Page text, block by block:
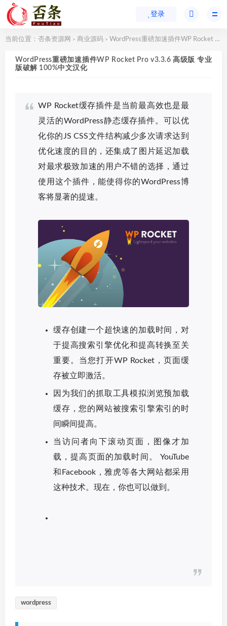
登录
当前位置： 否条资源网 > 商业源码 > WordPress重磅加速插件WP Rocket Pro v3.3.6 高级版 专业版破解 100%中文汉化
WordPress重磅加速插件WP Rocket Pro v3.3.6 高级版 专业
版破解 100%中文汉化
WP Rocket缓存插件是当前最高效也是最
灵活的WordPress静态缓存插件。可以优
化你的JS CSS文件结构减少多次请求达到
优化速度的目的，还集成了图片延迟加载
对最求极致加速的用户不错的选择，通过
使用这个插件，能使得你的WordPress博
客将显著的提速。
缓存创建一个超快速的加载时间，对
于提高搜索引擎优化和提高转换至关
重要。当您打开WP Rocket，页面缓
存被立即激活。
因为我们的抓取工具模拟浏览预加载
缓存，您的网站被搜索引擎索引的时
间瞬间提高。
当访问者向下滚动页面，图像才加
载，提高页面的加载时间。 YouTube
和Facebook，雅虎等各大网站都采用
这种技术。现在，你也可以做到。
wordpress